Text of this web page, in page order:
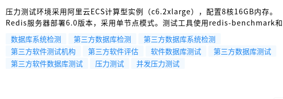
压力测试环境采用阿里云ECS计算型实例（c6.2xlarge），配置8核16GB内存。
Redis服务器部署6.0版本，采用单节点模式。测试工具使用redis-benchmark和
自定义Go语言压测程序，网络延迟控制在0.1ms内。测试方法基于RFC 3511性能
测试标准，包含阶梯式压力加载和持续峰值负载两种模式。
数据库系统检测 第三方数据库检测
第三方数据库系统检测
第三方软件测试机构
第三方软件评估 软件数据库测试
第三方数据库测试
第三方软件数据库测试
压力测试 并发压力测试